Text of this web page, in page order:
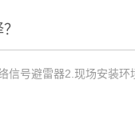
信号避雷器2.现场安装